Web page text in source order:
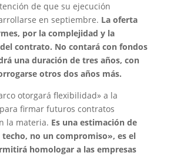
de que su ejecución
en septiembre. La oferta
por la complejidad y la
contrato. No contará con fondos
una duración de tres años, con
otros dos años más.
otorgará flexibilidad» a la
firmar futuros contratos
la materia. Es una estimación de
no un compromiso», es el
homologar a las empresas